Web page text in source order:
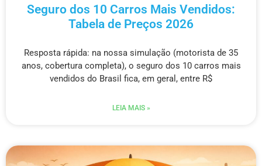
Seguro dos 10 Carros Mais Vendidos:
Tabela de Preços 2026
Resposta rápida: na nossa simulação (motorista de 35
anos, cobertura completa), o seguro dos 10 carros mais
vendidos do Brasil fica, em geral, entre R$
LEIA MAIS »